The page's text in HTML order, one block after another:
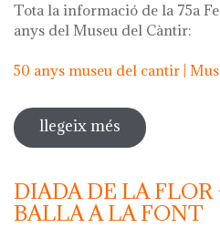
Tota la informació de la 75a
anys del Museu del Càntir:
50 anys museu del cantir |
llegeix més sobre 75a
DIADA DE LA
BALLA A LA FONT